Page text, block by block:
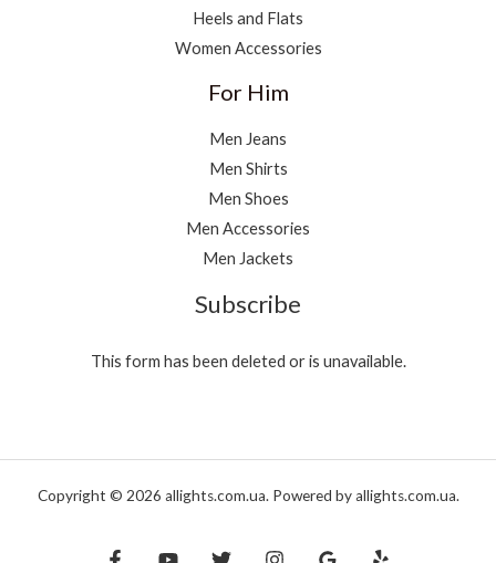
Heels and Flats
Women Accessories
For Him
Men Jeans
Men Shirts
Men Shoes
Men Accessories
Men Jackets
Subscribe
This form has been deleted or is unavailable.
Copyright © 2026 allights.com.ua. Powered by allights.com.ua.